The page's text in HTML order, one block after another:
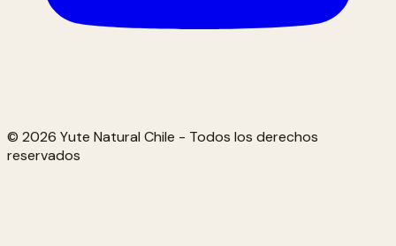
© 2026 Yute Natural Chile - Todos los derechos
reservados